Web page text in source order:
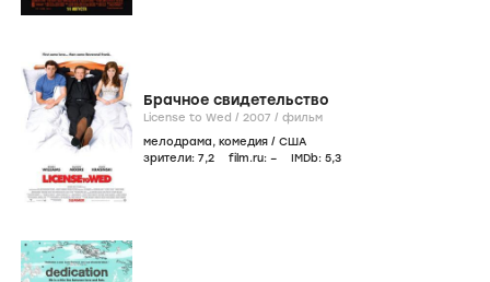
Брачное свидетельство
License to Wed / 2007 / фильм
мелодрама, комедия / США
зрители: 7,2 film.ru: – IMDb: 5,3